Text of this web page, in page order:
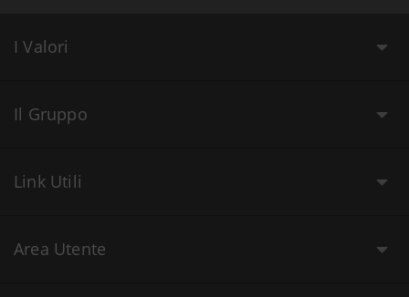
I Valori
Il Gruppo
Link Utili
Area Utente